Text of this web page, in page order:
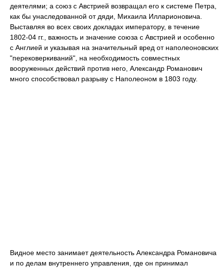
деятелями; а союз с Австрией возвращал его к системе Петра,
как бы унаследованной от дяди, Михаила Илларионовича.
Выставляя во всех своих докладах императору, в течение
1802-04 гг., важность и значение союза с Австрией и особенно
с Англией и указывая на значительный вред от наполеоновских
"перековеркиваний", на необходимость совместных
вооруженных действий против него, Александр Романович
много способствовал разрыву с Наполеоном в 1803 году.
Видное место занимает деятельность Александра Романовича
и по делам внутреннего управления, где он принимал